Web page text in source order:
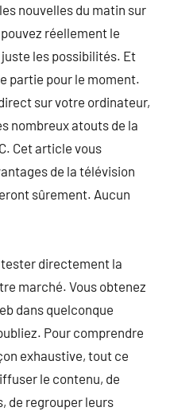
nouvelles du matin sur
réellement le
les possibilités. Et
partie pour le moment.
sur votre ordinateur,
nombreux atouts de la
Cet article vous
de la télévision
sûrement. Aucun
directement la
marché. Vous obtenez
dans quelconque
Pour comprendre
exhaustive, tout ce
le contenu, de
de regrouper leurs